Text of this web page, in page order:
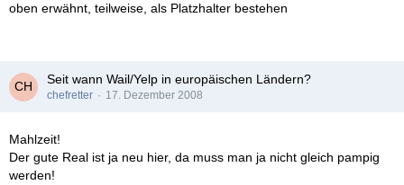
oben erwähnt, teilweise, als Platzhalter bestehen
Seit wann Wail/Yelp in europäischen Ländern?
chefretter 17. Dezember 2008
Mahlzeit!
Der gute Real ist ja neu hier, da muss man ja nicht gleich pampig
werden!